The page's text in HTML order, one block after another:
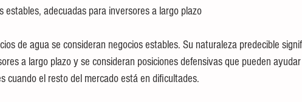
estables, adecuadas para inversores a largo plazo
de agua se consideran negocios estables. Su naturaleza predecible
a largo plazo y se consideran posiciones defensivas que pueden
cuando el resto del mercado está en dificultades.